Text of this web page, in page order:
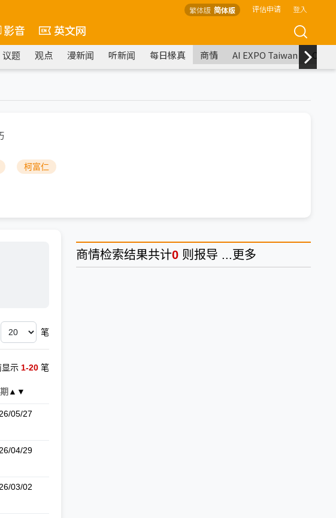
繁体版 简体版 评估申请 登入
影音 英文网
议题 观点 漫新闻 听新闻 每日椽真 商情 AI EXPO Taiwan
柯富仁
笔
显示 1-20 笔
▲ ▼
05/27
04/29
03/02
商情检索结果共计0 则报导 ... 更多